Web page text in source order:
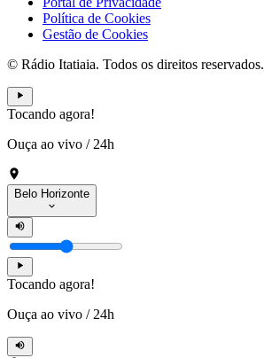
Política de Cookies
Gestão de Cookies
© Rádio Itatiaia. Todos os direitos reservados.
Tocando agora!
Ouça ao vivo / 24h
Belo Horizonte
Tocando agora!
Ouça ao vivo / 24h